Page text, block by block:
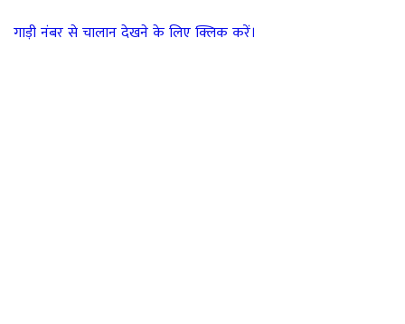
गाड़ी नंबर से चालान देखने के लिए क्लिक करें।